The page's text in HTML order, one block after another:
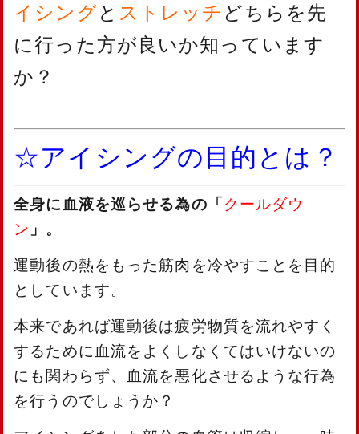
イシングと ストレッ チ どちらを先
に行った方が良いか知っています
か？
☆アイシングの目的とは？
全身に血液を巡らせる為の 「 クールダウ
ン 」 。
運動後の熱をもった筋肉を冷やすことを目的
としています。
本来であれば運動後は疲労物質を流れやすく
するために血流をよくしなくてはいけないの
にも関わらず、血流を悪化させるような行為
を行うのでしょうか？